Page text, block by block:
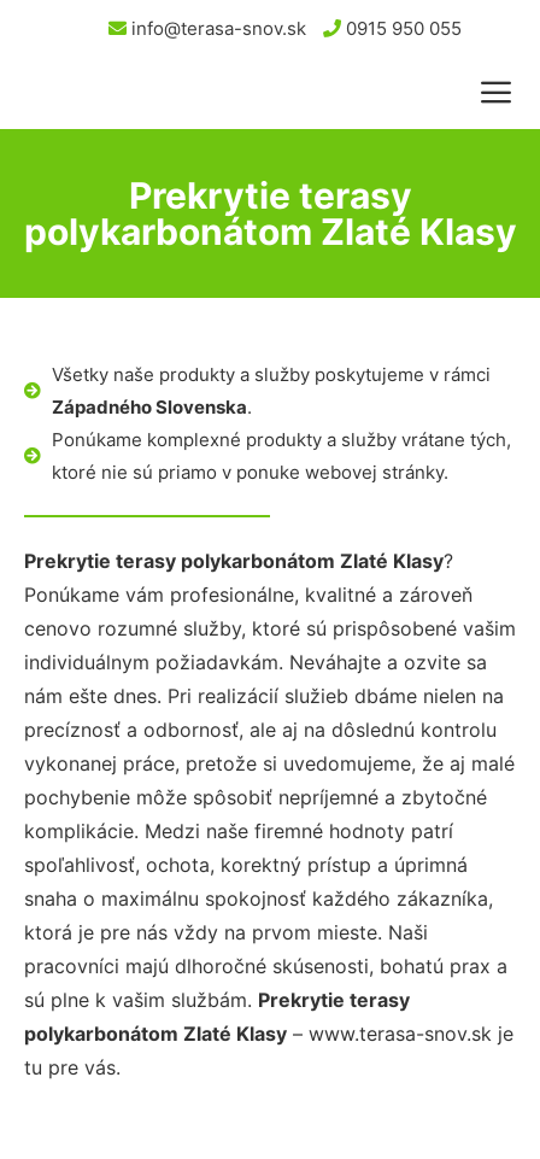
info@terasa-snov.sk 0915 950 055
Prekrytie terasy
polykarbonátom Zlaté Klasy
Všetky naše produkty a služby poskytujeme v rámci
Západného Slovenska.
Ponúkame komplexné produkty a služby vrátane tých,
ktoré nie sú priamo v ponuke webovej stránky.
Prekrytie terasy polykarbonátom Zlaté Klasy?
Ponúkame vám profesionálne, kvalitné a zároveň
cenovo rozumné služby, ktoré sú prispôsobené vašim
individuálnym požiadavkám. Neváhajte a ozvite sa
nám ešte dnes. Pri realizácií služieb dbáme nielen na
precíznosť a odbornosť, ale aj na dôslednú kontrolu
vykonanej práce, pretože si uvedomujeme, že aj malé
pochybenie môže spôsobiť nepríjemné a zbytočné
komplikácie. Medzi naše firemné hodnoty patrí
spoľahlivosť, ochota, korektný prístup a úprimná
snaha o maximálnu spokojnosť každého zákazníka,
ktorá je pre nás vždy na prvom mieste. Naši
pracovníci majú dlhoročné skúsenosti, bohatú prax a
sú plne k vašim službám. Prekrytie terasy
polykarbonátom Zlaté Klasy – www.terasa-snov.sk je
tu pre vás.